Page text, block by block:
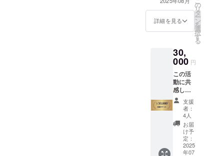
れた場
返金で
きませ
方法を
濃縮し
てお伝
・提供
方法：
オンラ
イン ※
支援者
の方に
は別途
ご連絡
にて日
程のご
相談を
させて
いただ
分照射いたしま
す。 ※法令に基
づく医療、診療
いますことをあ
らかじめご了承
所：スイレン 西
新宿 （東京都新
宿区西新宿6-26-
11 成子坂ハイ
ツ602） ・提供
方法：背骨の整
体SUIREN西新
宿でスタッフが
対応させていた
だきます。 ※交
詳細を見る
の
リ
タ
ー
ン
を
選
択
す
る
30,
000 円
この活
動に共
感し、
子ども
たちの
未来を
一緒に
応援し
たい
―― そ
んな温
支援
者：
4人
お届
け予
定：
2025
年07